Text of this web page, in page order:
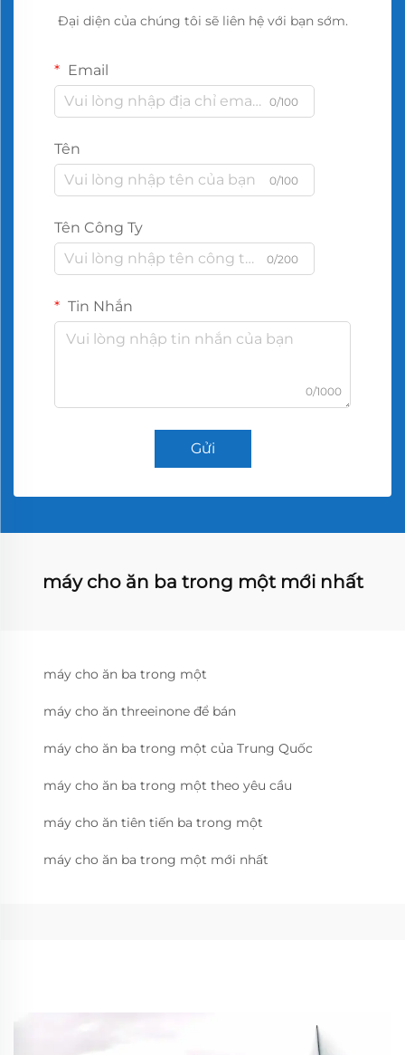
Đại diện của chúng tôi sẽ liên hệ với bạn sớm.
Email
0/100
Tên
0/100
Tên Công Ty
0/200
Tin Nhắn
0/1000
Gửi
máy cho ăn ba trong một mới nhất
máy cho ăn ba trong một
máy cho ăn threeinone để bán
máy cho ăn ba trong một của Trung Quốc
máy cho ăn ba trong một theo yêu cầu
máy cho ăn tiên tiến ba trong một
máy cho ăn ba trong một mới nhất